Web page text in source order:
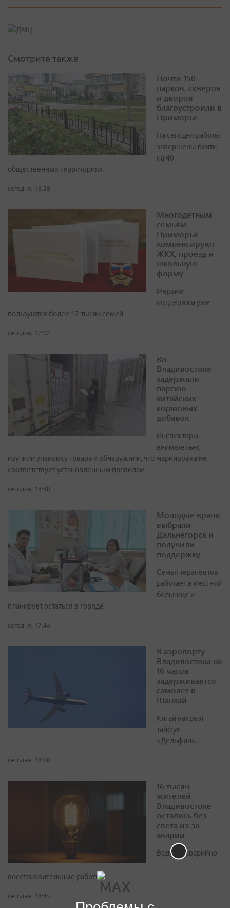
Смотрите также
Почти 150
парков, скверов
и дворов
благоустроили в
Приморье
На сегодня работы
завершены почти
на 40
общественных территориях
сегодня, 18:28
Многодетным
семьям
Приморья
компенсируют
ЖКХ, проезд и
школьную
форму
Мерами
поддержки уже
пользуются более 12 тысяч семей
сегодня, 17:02
Во
Владивостоке
задержали
партию
китайских
кормовых
добавок
Инспекторы
внимательно
изучили упаковку товара и обнаружили, что маркировка не
соответствует установленным правилам
сегодня, 18:48
Молодые врачи
выбрали
Дальнегорск и
получили
поддержку
Семья терапевтов
работает в местной
больнице и
планирует остаться в городе
сегодня, 17:44
В аэропорту
Владивостока на
16 часов
задерживается
самолет в
Шанхай
Китай накрыл
тайфун
«Дельфин».
сегодня, 18:00
16 тысяч
жителей
Владивостоке
остались без
света из-за
аварии
Ведутся аварийно-
восстановительные работы.
сегодня, 18:45